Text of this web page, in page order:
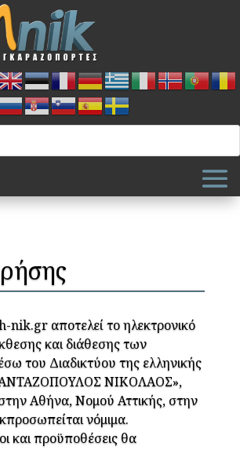
αποτελεί το ηλεκτρονικό
και διάθεσης των
του Διαδικτύου της ελληνικής
ΝΙΚΟΛΑΟΣ»,
Αθήνα, Νομού Αττικής, στην
νόμιμα.
και προϋποθέσεις θα